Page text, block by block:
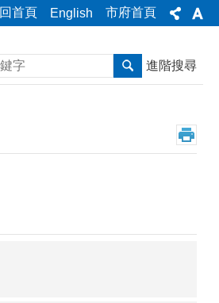
回首頁 English 市府首頁
搜尋 進階搜尋